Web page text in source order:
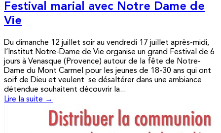
Festival marial avec Notre Dame de
Vie
Du dimanche 12 juillet soir au vendredi 17 juillet après-midi,
l’Institut Notre-Dame de Vie organise un grand Festival de 6
jours à Venasque (Provence) autour de la fête de Notre-
Dame du Mont Carmel pour les jeunes de 18-30 ans qui ont
soif de Dieu et veulent se désaltérer dans une ambiance
détendue souhaitent découvrir la...
Lire la suite →